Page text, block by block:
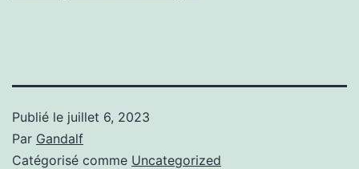
Publié le juillet 6, 2023
Par Gandalf
Catégorisé comme Uncategorized